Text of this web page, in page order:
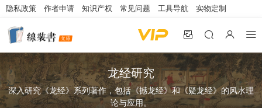
隐私政策 作者申请 知识产权 常见问题 工具导航 实物定制
龙经研究
深入研究《龙经》系列著作，包括《撼龙经》和《疑龙经》的风水理
论与应用。